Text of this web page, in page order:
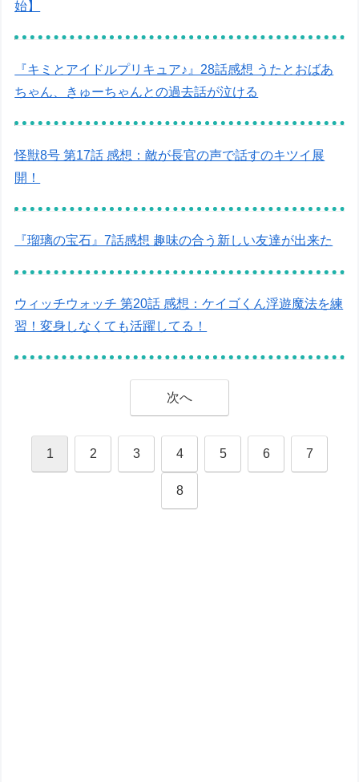
始】
『キミとアイドルプリキュア♪』28話感想 うたとおばあ
ちゃん、きゅーちゃんとの過去話が泣ける
怪獣8号 第17話 感想：敵が長官の声で話すのキツイ展
開！
『瑠璃の宝石』7話感想 趣味の合う新しい友達が出来た
ウィッチウォッチ 第20話 感想：ケイゴくん浮遊魔法を練
習！変身しなくても活躍してる！
次へ
1 2 3 4 5 6 7
8